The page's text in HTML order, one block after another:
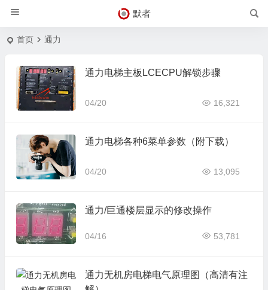
默者
首页 通力
通力电梯主板LCECPU解锁步骤
04/20 16,321
通力电梯各种6菜单参数（附下载）
04/20 13,095
通力/巨通楼层显示的修改操作
04/16 53,781
通力无机房电梯电气原理图（高清有注